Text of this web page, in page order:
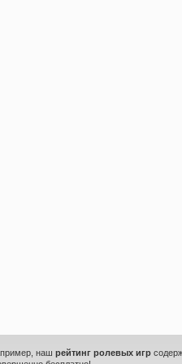
наш рейтинг ролевых игр